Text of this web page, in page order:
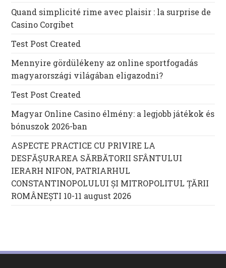
Quand simplicité rime avec plaisir : la surprise de
Casino Corgibet
Test Post Created
Mennyire gördülékeny az online sportfogadás
magyarországi világában eligazodni?
Test Post Created
Magyar Online Casino élmény: a legjobb játékok és
bónuszok 2026-ban
ASPECTE PRACTICE CU PRIVIRE LA
DESFĂȘURAREA SĂRBĂTORII SFÂNTULUI
IERARH NIFON, PATRIARHUL
CONSTANTINOPOLULUI ŞI MITROPOLITUL ȚĂRII
ROMÂNEȘTI 10-11 august 2026